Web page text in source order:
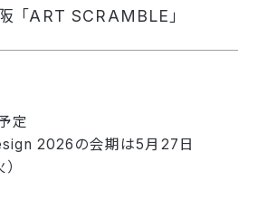
「ART SCRAMBLE」
定
2026の会期は5月27日